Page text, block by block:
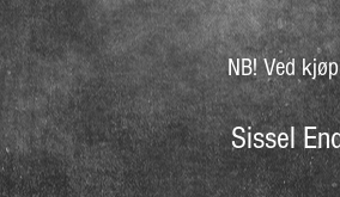
NB! Ved
Sissel